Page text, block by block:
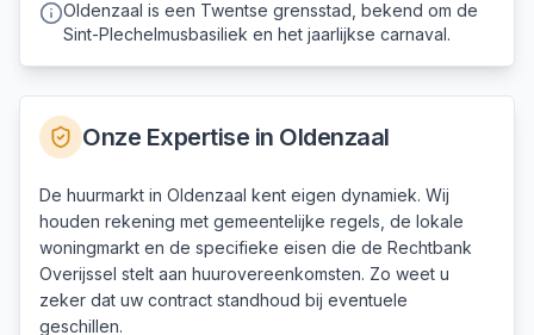
Oldenzaal is een Twentse grensstad, bekend om de
Sint-Plechelmusbasiliek en het jaarlijkse carnaval.
Onze Expertise in Oldenzaal
De huurmarkt in Oldenzaal kent eigen dynamiek. Wij
houden rekening met gemeentelijke regels, de lokale
woningmarkt en de specifieke eisen die de Rechtbank
Overijssel stelt aan huurovereenkomsten. Zo weet u
zeker dat uw contract standhoud bij eventuele
geschillen.